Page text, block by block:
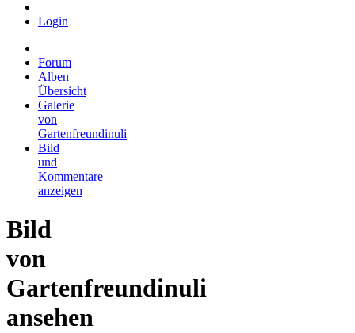
Login
Forum
Alben
Übersicht
Galerie
von
Gartenfreundinuli
Bild
und
Kommentare
anzeigen
Bild
von
Gartenfreundinuli
ansehen